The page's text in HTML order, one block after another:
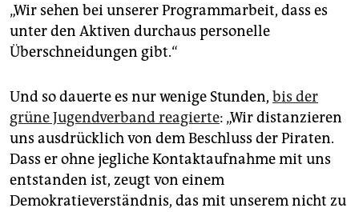
„Wir sehen bei unserer Programmarbeit, dass es
unter den Aktiven durchaus personelle
Überschneidungen gibt.“
Und so dauerte es nur wenige Stunden, bis der
grüne Jugendverband reagierte: „Wir distanzieren
uns ausdrücklich von dem Beschluss der Piraten.
Dass er ohne jegliche Kontaktaufnahme mit uns
entstanden ist, zeugt von einem
Demokratieverständnis, das mit unserem nicht zu